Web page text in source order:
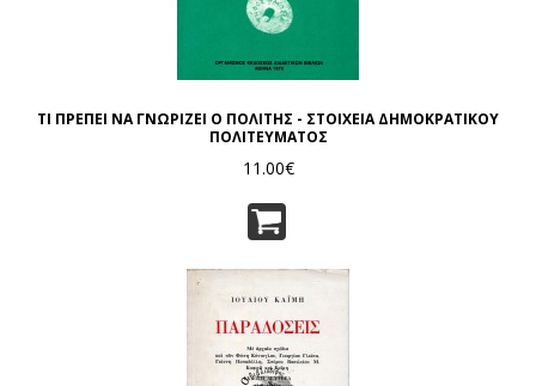
ΤΙ ΠΡΕΠΕΙ ΝΑ ΓΝΩΡΙΖΕΙ Ο ΠΟΛΙΤΗΣ - ΣΤΟΙΧΕΙΑ ΔΗΜΟΚΡΑΤΙΚΟΥ
ΠΟΛΙΤΕΥΜΑΤΟΣ
11.00€